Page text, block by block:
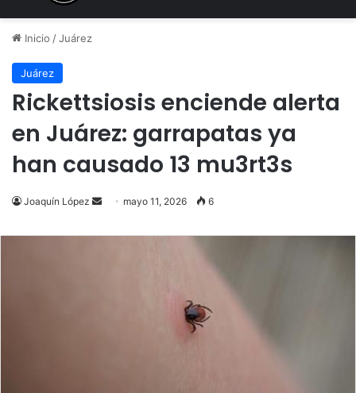
Inicio /Juárez
Juárez
Rickettsiosis enciende alerta
en Juárez: garrapatas ya
han causado 13 mu3rt3s
Joaquín López
Send
email
mayo 11, 2026 6